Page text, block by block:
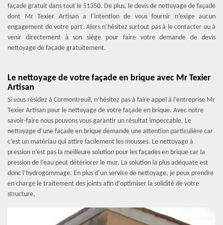
façade gratuit dans tout le 51350. De plus, le devis de nettoyage de façade
dont Mr Texier Artisan a l’intention de vous fournir n’exige aucun
engagement de votre part. Alors n’hésitez surtout pas à le contacter ou à
venir directement à son siège pour faire votre demande de devis
nettoyage de façade gratuitement.
Le nettoyage de votre façade en brique avec Mr Texier
Artisan
Si vous résidez à Cormontreuil, n’hésitez pas à faire appel à l’entreprise Mr
Texier Artisan pour le nettoyage de votre façade en brique. Avec notre
savoir-faire nous pouvons vous garantir un résultat impeccable. Le
nettoyage d’une façade en brique demande une attention particulière car
c’est un matériau qui attire facilement les mousses. Le nettoyage à
pression n’est pas la meilleure solution pour les façades en brique car la
pression de l‘eau peut détériorer le mur. La solution la plus adéquate est
donc l’hydrogommage. En plus d’un service de nettoyage, je peux prendre
en charge le traitement des joints afin d’optimiser la solidité de votre
structure.